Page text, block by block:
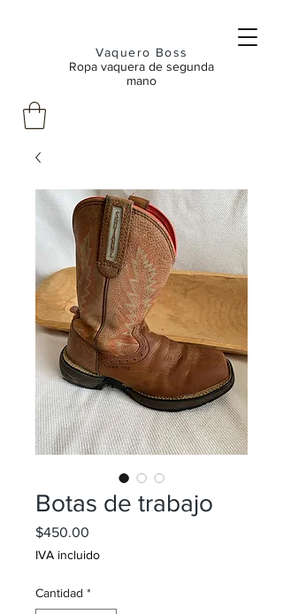
Vaquero Boss
Ropa vaquera de segunda
mano
Botas de trabajo
$450.00
IVA incluido
Cantidad *